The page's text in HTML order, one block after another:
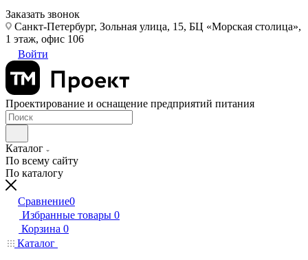
Заказать звонок
Санкт-Петербург, Зольная улица, 15, БЦ «Морская столица»,
1 этаж, офис 106
Войти
Проектирование и оснащение предприятий питания
Каталог
По всему сайту
По каталогу
Сравнение0
Избранные товары 0
Корзина 0
Каталог